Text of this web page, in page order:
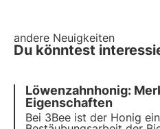
andere Neuigkeiten
Du könntest
Löwenzahnhonig:
Eigenschaften
Bei 3Bee ist der Honig